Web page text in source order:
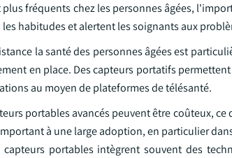
fréquents chez les personnes âgées,
habitudes et alertent les soignants aux
la santé des personnes âgées est
en place. Des capteurs portatifs
au moyen de plateformes de télésanté.
portables avancés peuvent être coûteux,
à une large adoption, en particulier
portables intègrent souvent des